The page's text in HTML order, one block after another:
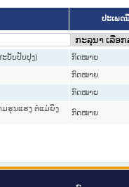
ປະເພດ
ບັບປັບປຸງ) ກົດໝາຍ
ກົດໝາຍ
ກົດໝາຍ
ຮຸນແຮງ ຕໍ່ແມ່ຍິງ
ກົດໝາຍ